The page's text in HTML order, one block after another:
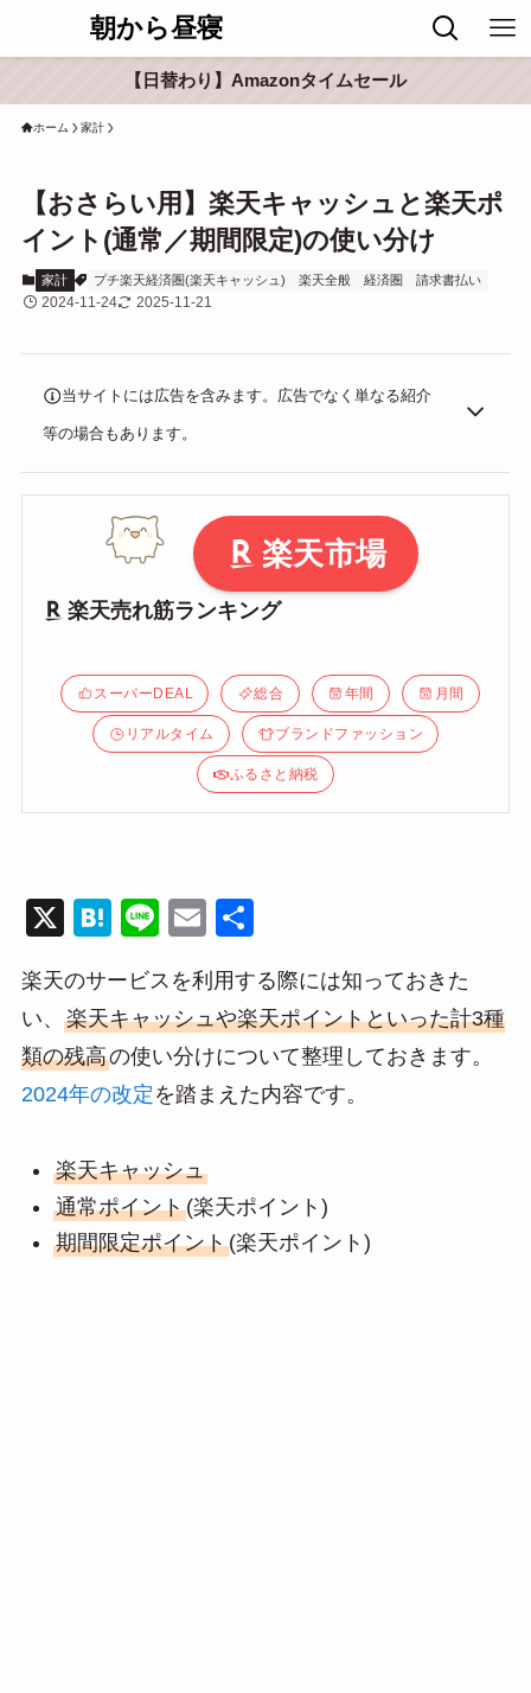
朝から昼寝
【日替わり】Amazonタイムセール
ホーム 家計
【おさらい用】楽天キャッシュと楽天ポ
イント(通常／期間限定)の使い分け
家計 プチ楽天経済圏(楽天キャッシュ) 楽天全般 経済圏 請求書払い
2024-11-24 2025-11-21
当サイトには広告を含みます。広告でなく単なる紹介
等の場合もあります。
楽天市場
楽天売れ筋ランキング
スーパーDEAL 総合 年間 月間
リアルタイム ブランドファッション
ふるさと納税
X
H
e
n
a
Li
e
E
ail
楽天のサービスを利用する際には知っておきた
い、 楽天キャッシュや楽天ポイントといった計3種
類の残高の使い分けについて整理しておきます。
2024年の改定 を踏まえた内容です。
楽天キャッシュ
通常ポイント(楽天ポイント)
期間限定ポイント(楽天ポイント)